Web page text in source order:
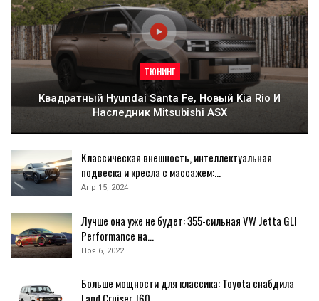
ТЮНИНГ
Квадратный Hyundai Santa Fe, Новый Kia Rio И
Наследник Mitsubishi ASX
Классическая внешность, интеллектуальная
подвеска и кресла с массажем:…
Апр 15, 2024
Лучше она уже не будет: 355-сильная VW Jetta GLI
Performance на…
Ноя 6, 2022
Больше мощности для классика: Toyota снабдила